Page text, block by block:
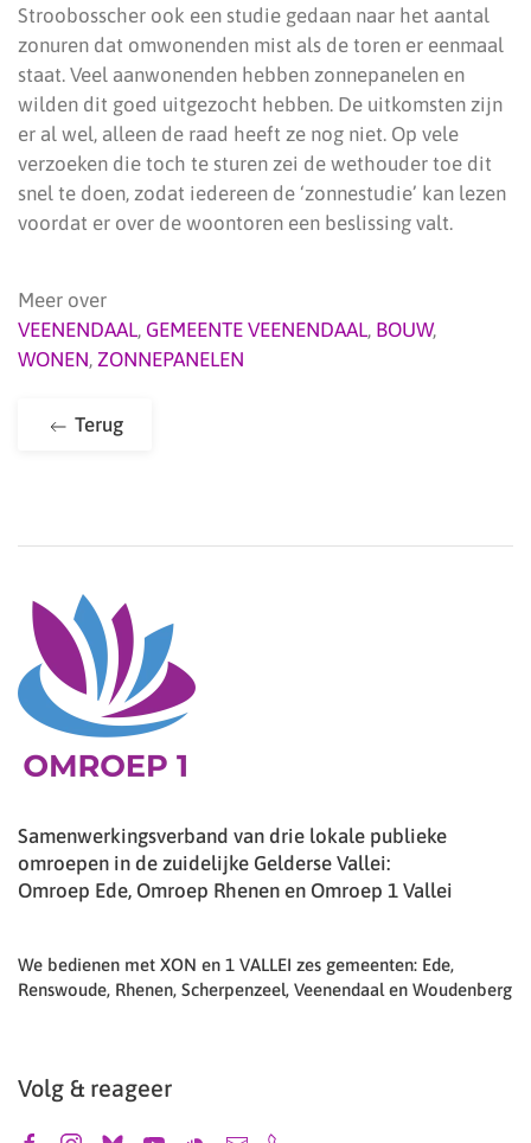
Stroobosscher ook een studie gedaan naar het aantal
zonuren dat omwonenden mist als de toren er eenmaal
staat. Veel aanwonenden hebben zonnepanelen en
wilden dit goed uitgezocht hebben. De uitkomsten zijn
er al wel, alleen de raad heeft ze nog niet. Op vele
verzoeken die toch te sturen zei de wethouder toe dit
snel te doen, zodat iedereen de ‘zonnestudie’ kan lezen
voordat er over de woontoren een beslissing valt.
Meer over
VEENENDAAL, GEMEENTE VEENENDAAL, BOUW,
WONEN, ZONNEPANELEN
Terug
Samenwerkingsverband van drie lokale publieke
omroepen in de zuidelijke Gelderse Vallei:
Omroep Ede, Omroep Rhenen en Omroep 1 Vallei
We bedienen met XON en 1 VALLEI zes gemeenten: Ede,
Renswoude, Rhenen, Scherpenzeel, Veenendaal en Woudenberg
Volg & reageer